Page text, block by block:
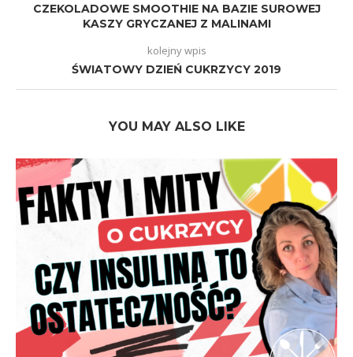
CZEKOLADOWE SMOOTHIE NA BAZIE SUROWEJ
KASZY GRYCZANEJ Z MALINAMI
kolejny wpis
ŚWIATOWY DZIEŃ CUKRZYCY 2019
YOU MAY ALSO LIKE